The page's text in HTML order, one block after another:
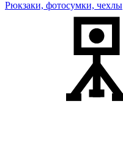
Рюкзаки, фотосумки, чехлы